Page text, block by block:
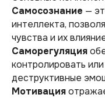
Самосознание —
интеллекта,
чувства и их
Саморегуляция
контролировать
деструктивные
Мотивация